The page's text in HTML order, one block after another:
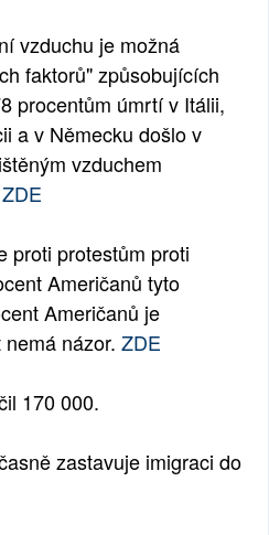
vzduchu je možná
faktorů" způsobujících
procentům úmrtí v Itálii,
a v Německu došlo v
vzduchem
ZDE
proti protestům proti
Američanů tyto
Američanů je
názor. ZDE
170 000.
zastavuje imigraci do